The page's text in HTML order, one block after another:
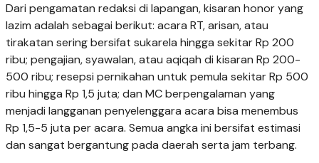
Dari pengamatan redaksi di lapangan, kisaran honor yang
lazim adalah sebagai berikut: acara RT, arisan, atau
tirakatan sering bersifat sukarela hingga sekitar Rp 200
ribu; pengajian, syawalan, atau aqiqah di kisaran Rp 200-
500 ribu; resepsi pernikahan untuk pemula sekitar Rp 500
ribu hingga Rp 1,5 juta; dan MC berpengalaman yang
menjadi langganan penyelenggara acara bisa menembus
Rp 1,5-5 juta per acara. Semua angka ini bersifat estimasi
dan sangat bergantung pada daerah serta jam terbang.